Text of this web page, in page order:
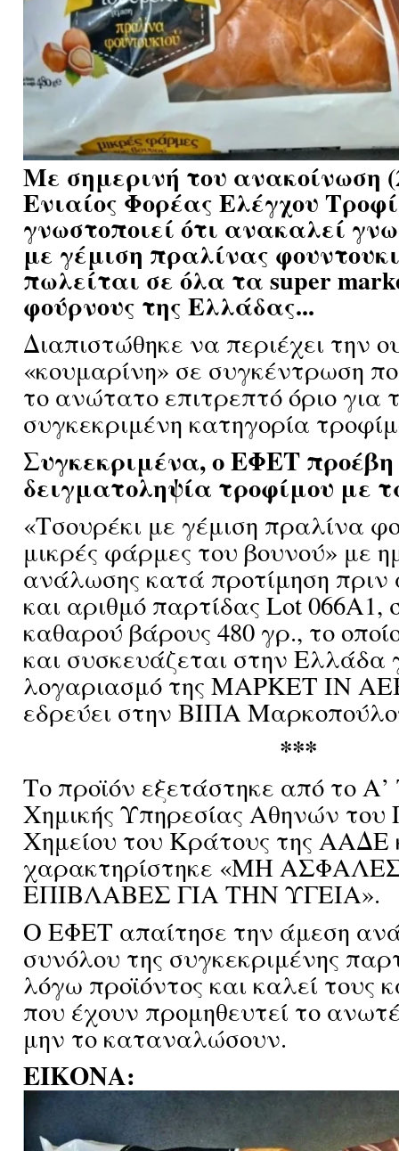
Με σημερινή του ανακοίνωση
Ενιαίος Φορέας Ελέγχου
γνωστοποιεί ότι ανακαλεί
με γέμιση πραλίνας
πωλείται σε όλα τα super
φούρνους της Ελλάδας...
Διαπιστώθηκε να περιέχει την
«κουμαρίνη» σε συγκέντρωση
το ανώτατο επιτρεπτό όριο για
συγκεκριμένη κατηγορία
Συγκεκριμένα, ο ΕΦΕΤ προέβη
δειγματοληψία τροφίμου με
«Τσουρέκι με γέμιση πραλίνα
μικρές φάρμες του βουνού» με
ανάλωσης κατά προτίμηση πριν
και αριθμό παρτίδας Lot 066A1,
καθαρού βάρους 480 γρ., το
και συσκευάζεται στην Ελλάδα
λογαριασμό της ΜΑΡΚΕΤ ΙΝ
εδρεύει στην ΒΙΠΑ
***
Το προϊόν εξετάστηκε από το
Χημικής Υπηρεσίας Αθηνών του
Χημείου του Κράτους της ΑΑΔΕ
χαρακτηρίστηκε «ΜΗ
ΕΠΙΒΛΑΒΕΣ ΓΙΑ ΤΗΝ ΥΓΕΙΑ».
Ο ΕΦΕΤ απαίτησε την άμεση
συνόλου της συγκεκριμένης
λόγω προϊόντος και καλεί τους
που έχουν προμηθευτεί το
μην το καταναλώσουν.
ΕΙΚΟΝΑ: